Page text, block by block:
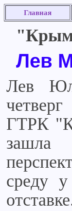
Главная
Лев
Лев
ГТРК
зашла
среду